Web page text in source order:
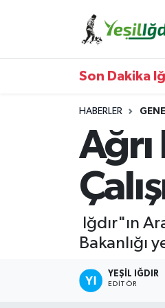
Son Dakika
HABERLER
Iğdır"ın
Bakanlığı
YEŞIL IĞDIR
EDITÖR
Iğdır Trafik Yoğunluk
Süper Lig Puan Durumu
Tüm Manşetler